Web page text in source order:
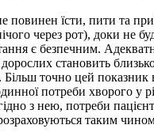
повинен їсти, пити та
через рот), доки не
є безпечним.
становить
Більш точно цей показник
потреби хворого у
з нею, потреби
таким